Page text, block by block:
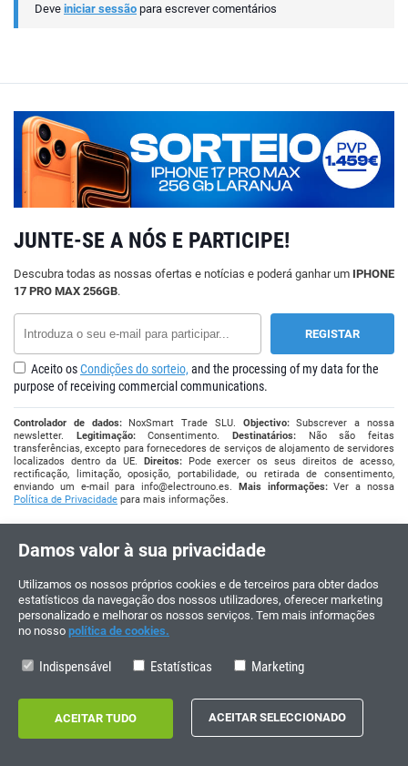
Deve iniciar sessão para escrever comentários
JUNTE-SE A NÓS E PARTICIPE!
Descubra todas as nossas ofertas e notícias e poderá ganhar um IPHONE
17 PRO MAX 256GB.
Aceito osCondições do sorteio, and the processing of my data for the
purpose of receiving commercial communications.
Controlador de dados:NoxSmart Trade SLU. Objectivo:Subscrever a nossa
newsletter. Legitimação:Consentimento.Destinatários: Não são feitas
transferências, excepto para fornecedores de serviços de alojamento de servidores
localizados dentro da UE. Direitos:Pode exercer os seus direitos de acesso,
rectificação, limitação, oposição, portabilidade, ou retirada de consentimento,
enviando um e-mail parainfo@electrouno.es. Mais informações:Ver a nossa
Política de Privacidade para mais informações.
Damos valor à sua privacidade
Utilizamos os nossos próprios cookies e de terceiros para obter dados
estatísticos da navegação dos nossos utilizadores, oferecer marketing
personalizado e melhorar os nossos serviços. Tem mais informações
no nosso política de cookies.
Indispensável Estatísticas Marketing